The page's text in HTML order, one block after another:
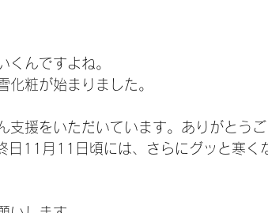
くんですよね。
化粧が始まりました。
支援をいただいています。ありがとう
日11月11日頃には、さらにグッと寒く